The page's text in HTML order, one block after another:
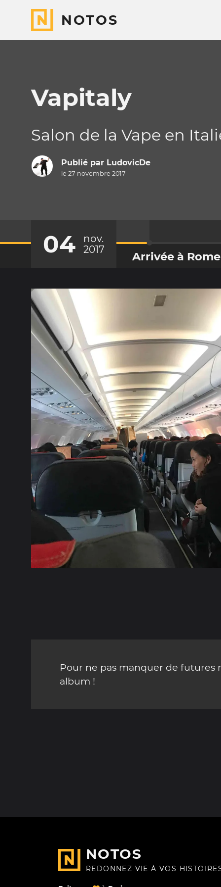
NOTOS
Vapitaly
Salon de la Vape en
Publié par LudovicDe
le 27 novembre 2017
04
nov.
2017
Arrivée à Rome
Pour ne pas manquer de futures
album !
NOTOS
REDONNEZ VIE À VOS